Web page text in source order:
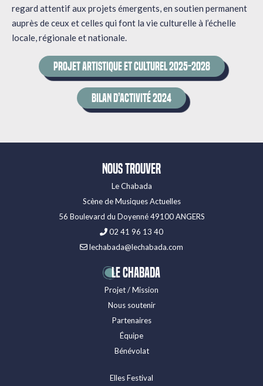
regard attentif aux projets émergents, en soutien permanent
auprès de ceux et celles qui font la vie culturelle à l’échelle
locale, régionale et nationale.
PROJET ARTISTIQUE ET CULTUREL 2025-2028
BILAN D’ACTIVITÉ 2024
Nous trouver
Le Chabada
Scène de Musiques Actuelles
56 Boulevard du Doyenné 49100 ANGERS
02 41 96 13 40
lechabada@lechabada.com
LE CHABADA
Projet / Mission
Nous soutenir
Partenaires
Équipe
Bénévolat
Elles Festival